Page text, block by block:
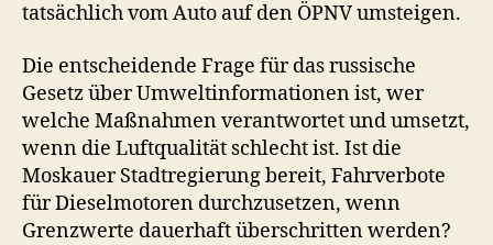
tatsächlich vom Auto auf den ÖPNV umsteigen.
Die entscheidende Frage für das russische
Gesetz über Umweltinformationen ist, wer
welche Maßnahmen verantwortet und umsetzt,
wenn die Luftqualität schlecht ist. Ist die
Moskauer Stadtregierung bereit, Fahrverbote
für Dieselmotoren durchzusetzen, wenn
Grenzwerte dauerhaft überschritten werden?